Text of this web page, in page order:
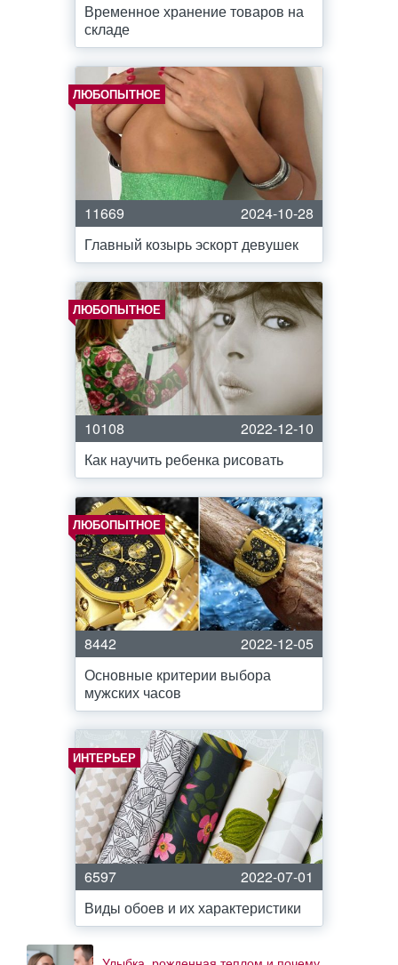
Временное хранение товаров на
складе
ЛЮБОПЫТНОЕ
11669
2024-10-28
Главный козырь эскорт девушек
ЛЮБОПЫТНОЕ
10108
2022-12-10
Как научить ребенка рисовать
ЛЮБОПЫТНОЕ
8442
2022-12-05
Основные критерии выбора
мужских часов
ИНТЕРЬЕР
6597
2022-07-01
Виды обоев и их характеристики